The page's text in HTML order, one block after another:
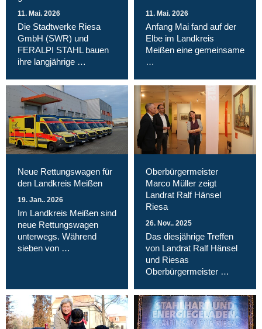
11. Mai. 2026
Die Stadtwerke Riesa
GmbH (SWR) und
FERALPI STAHL bauen
ihre langjährige …
11. Mai. 2026
Anfang Mai fand auf der
Elbe im Landkreis
Meißen eine gemeinsame
…
Neue Rettungswagen für
den Landkreis Meißen
19. Jan.. 2026
Im Landkreis Meißen sind
neue Rettungswagen
unterwegs. Während
sieben von …
Oberbürgermeister
Marco Müller zeigt
Landrat Ralf Hänsel
Riesa
26. Nov.. 2025
Das diesjährige Treffen
von Landrat Ralf Hänsel
und Riesas
Oberbürgermeister …